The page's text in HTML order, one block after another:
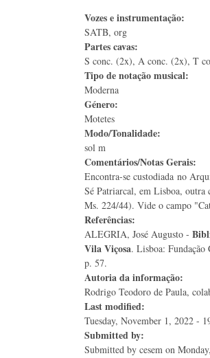
Vozes e instrumentação:
SATB, org
Partes cavas:
S conc. (2x), A conc. (2x), T
Tipo de notação musical:
Moderna
Género:
Motetes
Modo/Tonalidade:
sol m
Comentários/Notas Gerais:
Encontra-se custodiada no
Sé Patriarcal, em Lisboa,
Ms. 224/44). Vide o campo
Referências:
ALEGRIA, José Augusto -
Vila Viçosa. Lisboa: Fundação
p. 57.
Autoria da informação:
Rodrigo Teodoro de Paula,
Last modified:
Tuesday, November 1, 2022 -
Submitted by:
Submitted by cesem on